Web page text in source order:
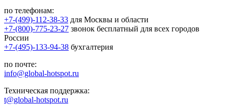
по телефонам:
+7-(499)-112-38-33 для Москвы и области
+7-(800)-775-23-27 звонок бесплатный для всех городов
России
+7-(495)-133-94-38 бухгалтерия
по почте:
info@global-hotspot.ru
Техническая поддержка:
t@global-hotspot.ru